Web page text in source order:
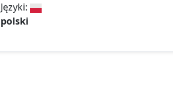
Języki:
polski